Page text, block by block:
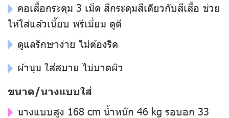
คอเสื้อกระดุม 3 เม็ด สีกระดุมสีเดียวกับสีเสื้อ ช่วย
ให้ใส่แล้วเนี๊ยบ พรีเมี่ยม ดูดี
ดูแลรักษาง่าย ไม่ต้องรีด
ผ้านุ่ม ใส่สบาย ไม่บาดผิว
ขนาด/นางแบบใส่
นางแบบสูง 168 cm น้ำหนัก 46 kg รอบอก 33